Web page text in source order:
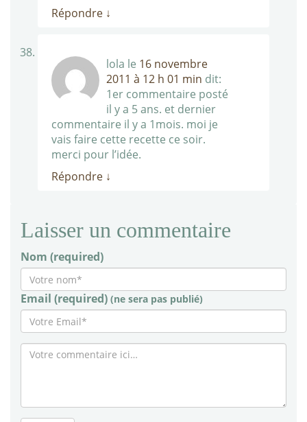
Répondre ↓
lola le 16 novembre
2011 à 12 h 01 min dit:
1er commentaire posté
il y a 5 ans. et dernier
commentaire il y a 1mois. moi je
vais faire cette recette ce soir.
merci pour l’idée.
Répondre ↓
Laisser un commentaire
Nom (required)
Email (required) (ne sera pas publié)